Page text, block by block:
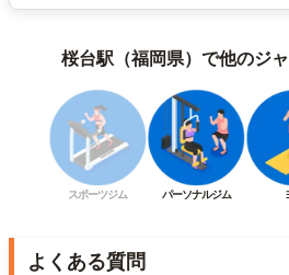
桜台駅（福岡県）で他のジ
スポーツジム パーソナルジム
よくある質問